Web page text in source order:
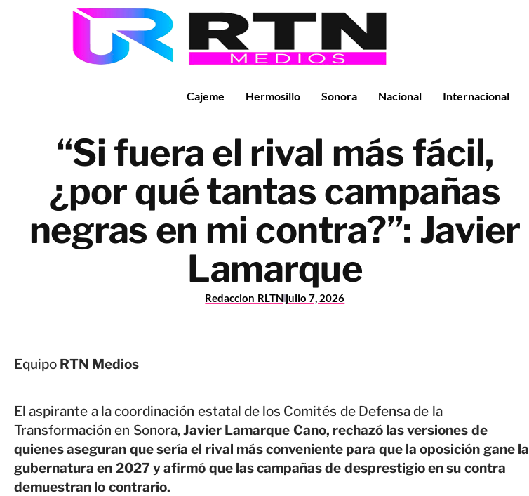
Cajeme Hermosillo Sonora Nacional Internacional
“Si fuera el rival más fácil,
¿por qué tantas campañas
negras en mi contra?”: Javier
Lamarque
Redaccion RLTNjulio 7, 2026
Equipo RTN Medios
El aspirante a la coordinación estatal de los Comités de Defensa de la
Transformación en Sonora,Javier Lamarque Cano, rechazó las versiones de
quienes aseguran que sería el rival más conveniente para que la oposición gane la
gubernatura en 2027 y afirmó que las campañas de desprestigio en su contra
demuestran lo contrario.